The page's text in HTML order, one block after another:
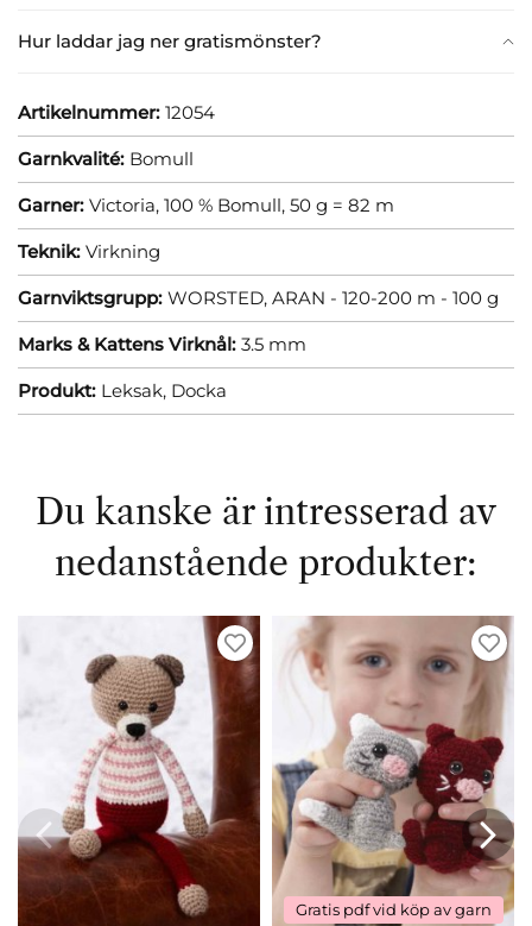
Hur laddar jag ner gratismönster?
Artikelnummer: 12054
Garnkvalité: Bomull
Garner: Victoria, 100 % Bomull, 50 g = 82 m
Teknik: Virkning
Garnviktsgrupp: WORSTED, ARAN - 120-200 m - 100 g
Marks & Kattens Virknål: 3.5 mm
Produkt: Leksak, Docka
Du kanske är intresserad av
nedanstående produkter:
Gratis pdf vid köp av garn